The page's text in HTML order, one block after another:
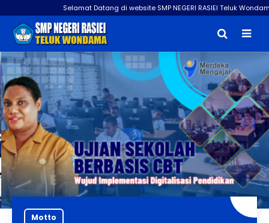
Selamat Datang di website SMP NEGERI RASIEI Teluk Wondama
Motto